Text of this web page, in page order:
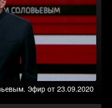
Эфир от 23.09.2020